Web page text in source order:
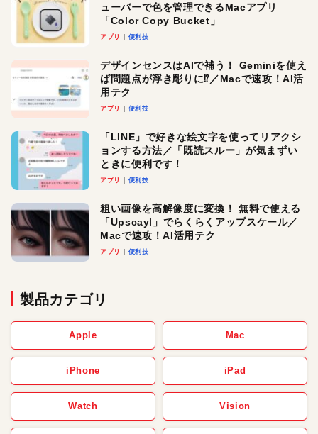
ューバーで色を管理できるMacアプリ
「Color Copy Bucket」
アプリ 便利技
デザインセンスはAIで補う！ Geminiを使え
ば問題点が浮き彫りに⁉︎／Macで速攻！AI活
用テク
アプリ 便利技
「LINE」で好きな絵文字を使ってリアクシ
ョンする方法／「既読スルー」が気まずい
ときに便利です！
アプリ 便利技
粗い画像を高解像度に変換！ 無料で使える
「Upscayl」でらくらくアップスケール／
Macで速攻！AI活用テク
アプリ 便利技
製品カテゴリ
Apple Mac
iPhone iPad
Watch Vision